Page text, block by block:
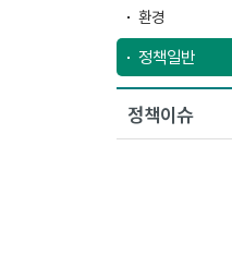
환경
정책일반
정책이슈